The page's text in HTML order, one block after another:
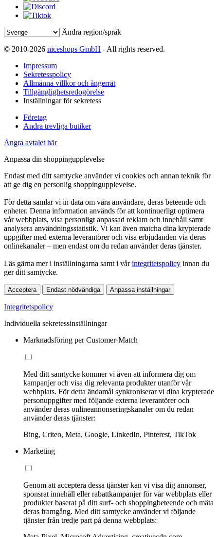
Ändra region/språk
© 2010-2026 niceshops GmbH - All rights reserved.
Impressum
Sekretesspolicy
Allmänna villkor och ångerrät
Tillgänglighetsredogörelse
Inställningar för sekretess
Företag
Andra trevliga butiker
Ångra avtalet här
Anpassa din shoppingupplevelse
Endast med ditt samtycke använder vi cookies och annan teknik för
att ge dig en personlig shoppingupplevelse.
För detta samlar vi in data om våra användare, deras beteende och
enheter. Denna information används för att kontinuerligt optimera
vår webbplats, visa personligt anpassad reklam och innehåll samt
analysera användningsstatistik. Vi kan även matcha dina krypterade
uppgifter med externa leverantörer och visa erbjudanden via deras
onlinekanaler – men endast om du redan använder deras tjänster.
Läs gärna mer i inställningarna samt i vårintegritetspolicy innan du
ger ditt samtycke.
Acceptera Endast nödvändiga Anpassa inställningar
Integritetspolicy
Individuella sekretessinställningar
Marknadsföring per Customer-Match
Med ditt samtycke kommer vi även att informera dig om
kampanjer och visa dig relevanta produkter utanför vår
webbplats. För detta ändamål synkroniserar vi dina krypterade
personuppgifter med följande externa leverantörer och
använder deras onlineannonseringskanaler om du redan
använder deras tjänster:
Bing, Criteo, Meta, Google, LinkedIn, Pinterest, TikTok
Marketing
Genom att acceptera dessa tjänster kan vi visa dig annonser,
sponsrat innehåll eller rabattkampanjer för vår webbplats eller
produkter baserat på ditt surf- och shoppingbeteende och mäta
deras framgång. Med ditt samtycke använder vi följande
tjänster från tredje part på denna webbplats: